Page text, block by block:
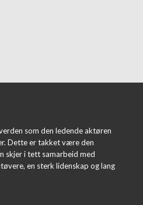
som den ledende aktøren
Dette er takket være den
skjer i tett samarbeid med
en sterk lidenskap og lang